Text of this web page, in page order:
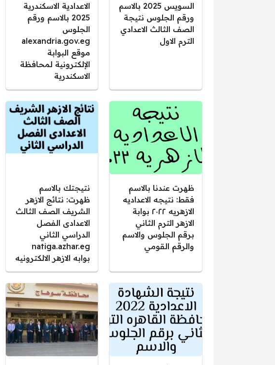
السويس 2025 بالاسم
ورقم الجلوس نتيجة
الصف الثالث الاعدادي
الترم الاول
الاعدادية الاسكندرية
2025 بالاسم ورقم
الجلوس
alexandria.gov.eg
موقع البوابة
الإلكترونية لمحافظة
الاسكندرية
ظهرت عندنا بالاسم
فقط: نتيجه الاعداديه
الازهريه ٢٠٢٢ بوابة
الازهر الترم الثاني
برقم الجلوس والاسم
والرقم القومي
نتيجتك بالاسم
ظهرت: نتائج الازهر
الشريف الصف الثالث
الاعدادى الفصل
الدراسي الثاني
natiga.azhar.eg
بوابه الازهر الالكترونيه